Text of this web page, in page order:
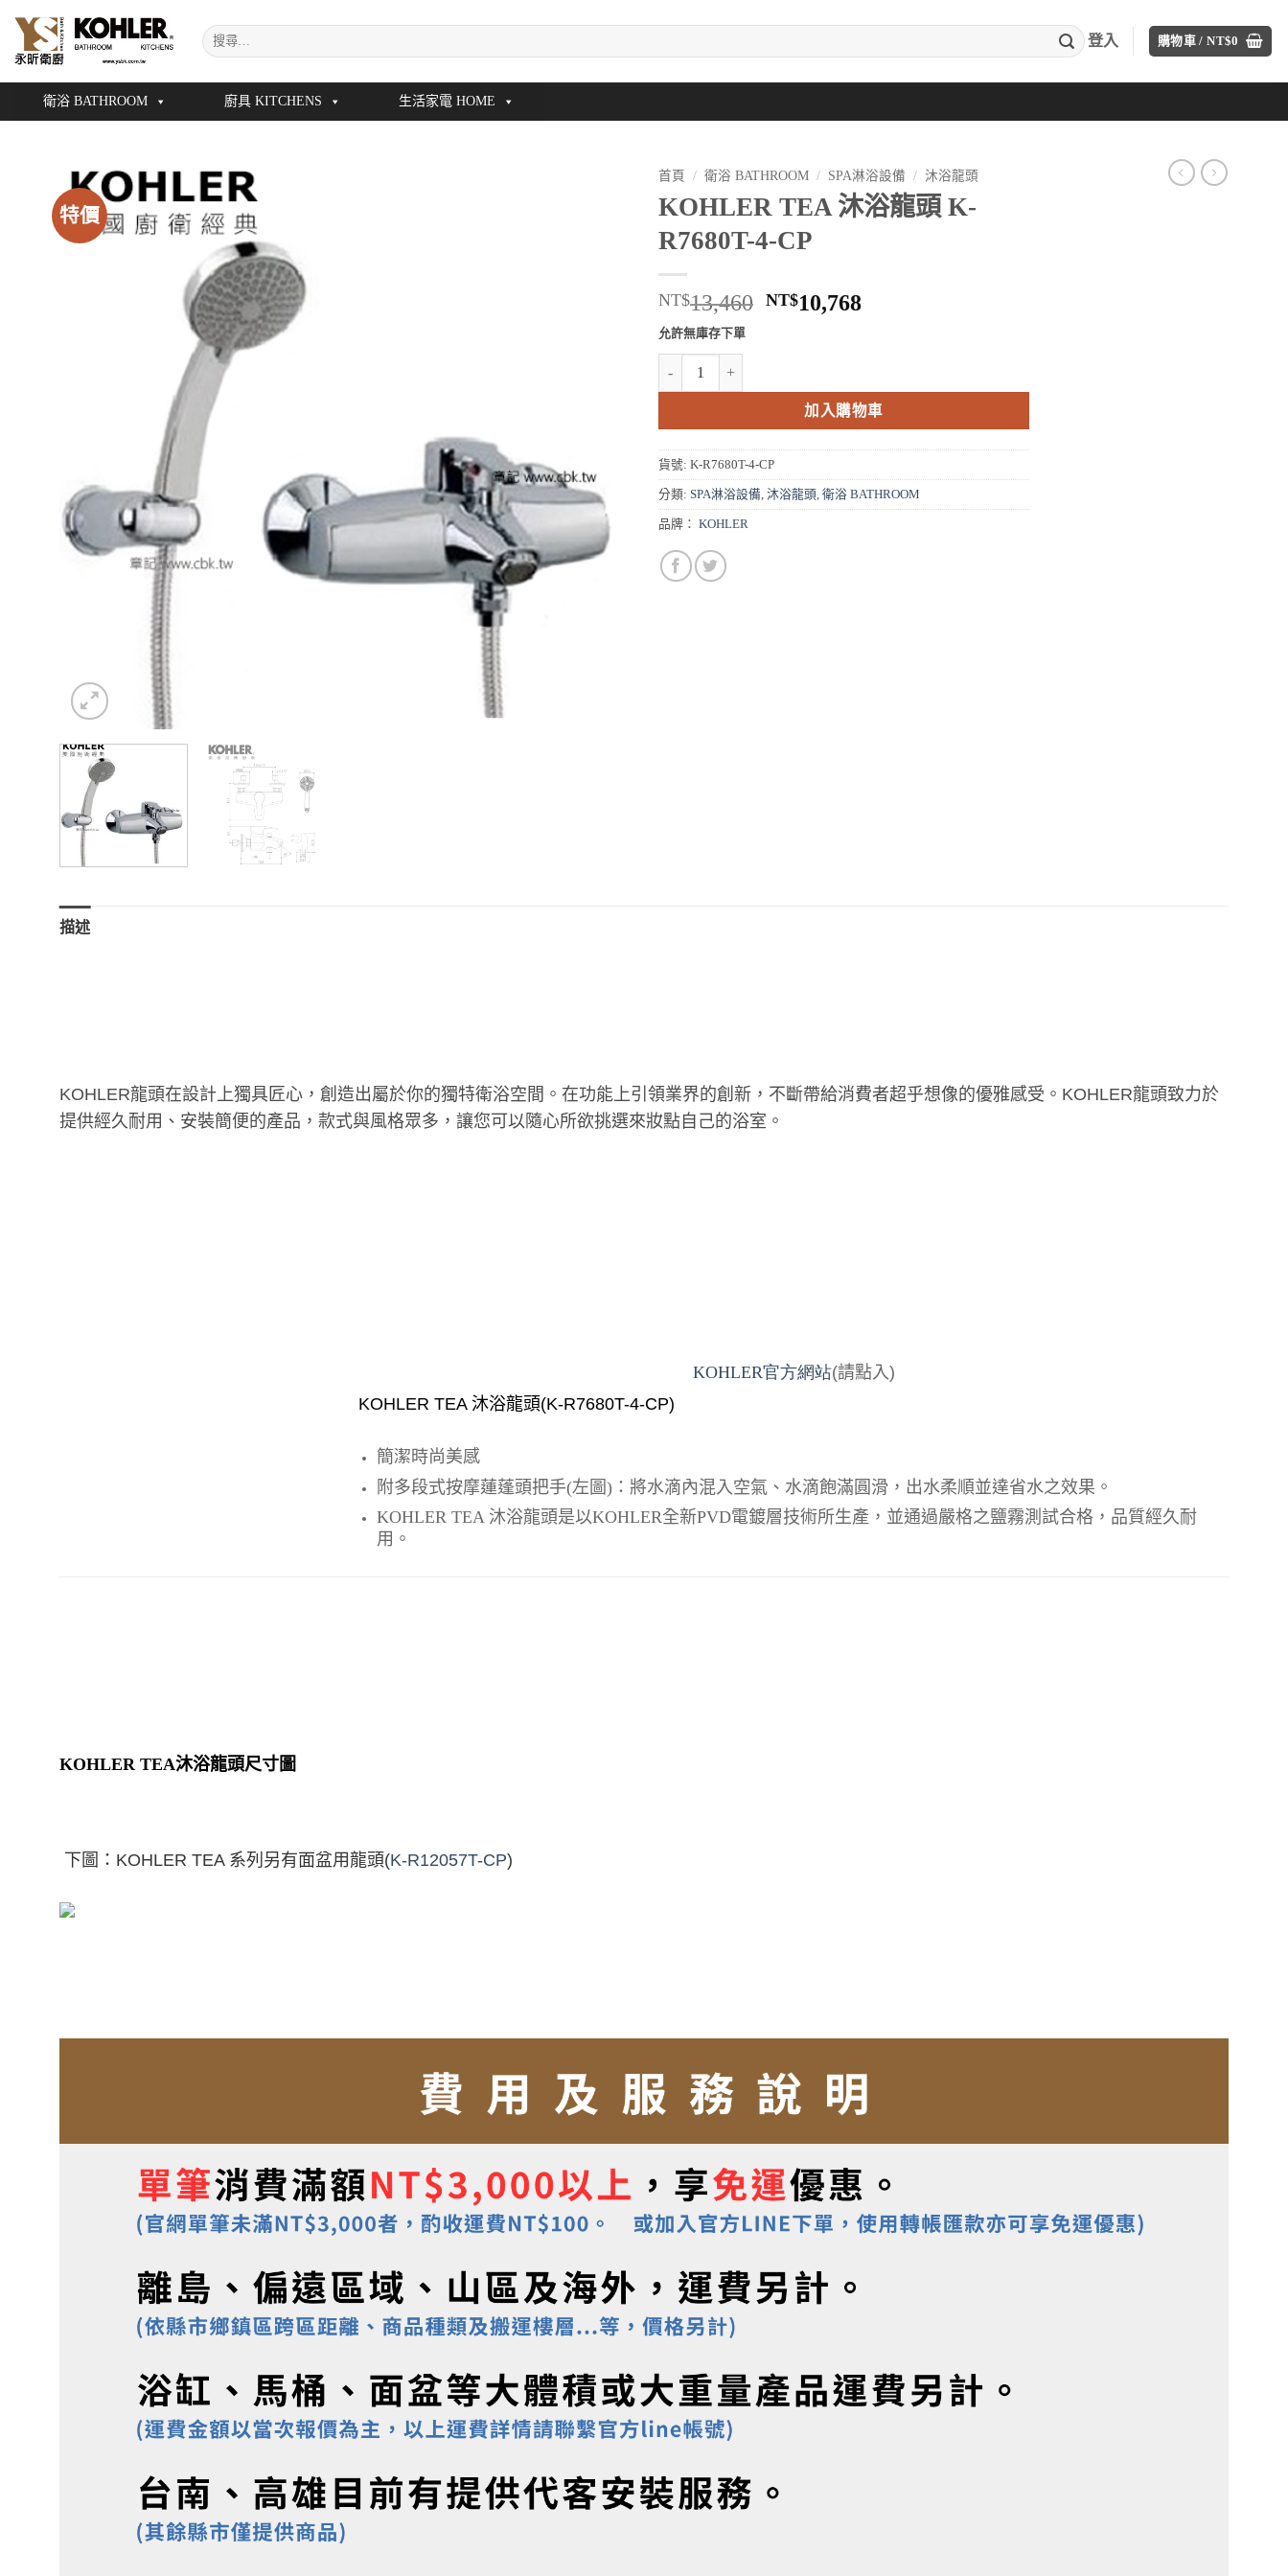
content
搜
尋
登入 購物車 /NT$0
衛浴 BATHROOM 廚具 KITCHENS 生活家電 HOME
特價
首頁 / 衛浴 BATHROOM / SPA淋浴設備 / 沐浴龍頭
KOHLER TEA 沐浴龍頭 K-
R7680T-4-CP
NT$13,460 原
NT$13,460。
NT$10,768目
NT$10,768。
允許無庫存下單
加入購物車
貨號: K-R7680T-4-CP
分類: SPA淋浴設備 沐浴龍頭 衛浴 BATHROOM
品牌： KOHLER
描述
KOHLER龍頭在設計上獨具匠心，創造出屬於你的獨特衛浴空間。在功能上引領業界的創新，不斷帶給消費者超乎想像的優雅感受。 KOHLER龍頭致力於
提供經久耐用、安裝簡便的產品，款式與風格眾多，讓您可以隨心所欲挑選來妝點自己的浴室。
KOHLER官方網站(請點入)
KOHLER TEA沐浴龍頭(K-R7680T-4-CP)
簡潔時尚美感
附多段式按摩蓮蓬頭把手(左圖)：將水滴內混入空氣、水滴飽滿圓滑，出水柔順並達省水之效果。
KOHLER TEA 沐浴龍頭是以KOHLER全新PVD電鍍層技術所生產，並通過嚴格之鹽霧測試合格，品質經久耐
用。
KOHLER TEA沐浴龍頭尺寸圖
下圖： KOHLER TEA 系列另有面盆用龍頭(K-R12057T-CP)